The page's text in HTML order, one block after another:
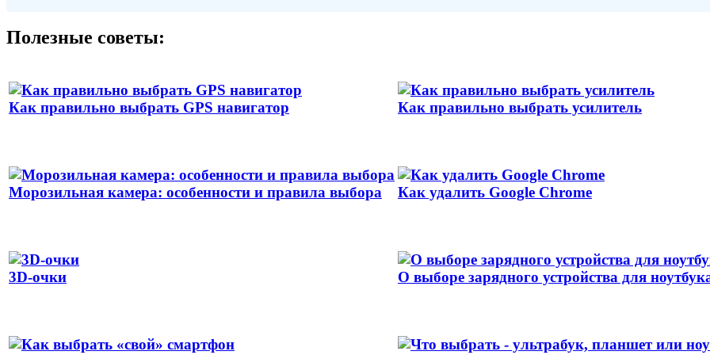
Полезные советы:
Как правильно выбрать GPS навигатор Как правильно выбрать усилитель
Морозильная камера: особенности и правила выбора Как удалить Google Chrome
3D-очки О выборе зарядного устройства для